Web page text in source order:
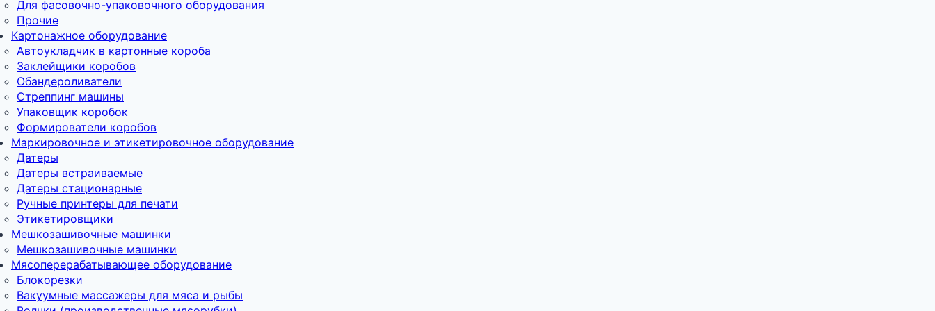
Для фасовочно-упаковочного оборудования
Прочие
Картонажное оборудование
Автоукладчик в картонные короба
Заклейщики коробов
Обандероливатели
Стреппинг машины
Упаковщик коробок
Формирователи коробов
Маркировочное и этикетировочное оборудование
Датеры
Датеры встраиваемые
Датеры стационарные
Ручные принтеры для печати
Этикетировщики
Мешкозашивочные машинки
Мешкозашивочные машинки
Мясоперерабатывающее оборудование
Блокорезки
Вакуумные массажеры для мяса и рыбы